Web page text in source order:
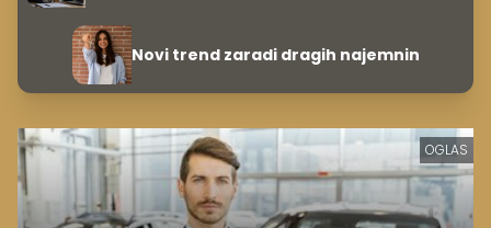
Novi trend zaradi dragih najemnin
OGLAS